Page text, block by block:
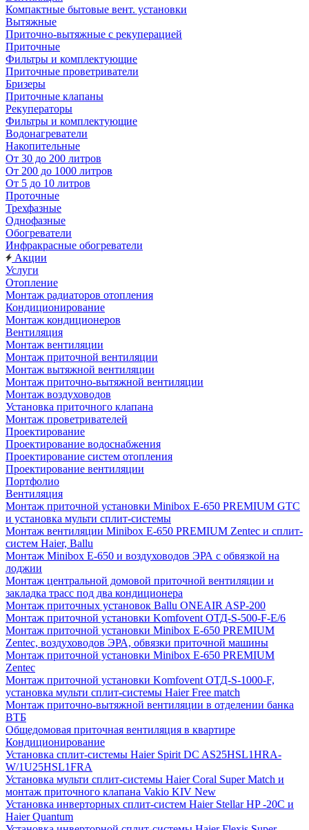
Компактные бытовые вент. установки
Вытяжные
Приточно-вытяжные с рекуперацией
Приточные
Фильтры и комплектующие
Приточные проветриватели
Бризеры
Приточные клапаны
Рекуператоры
Фильтры и комплектующие
Водонагреватели
Накопительные
От 30 до 200 литров
От 200 до 1000 литров
От 5 до 10 литров
Проточные
Трехфазные
Однофазные
Обогреватели
Инфракрасные обогреватели
Акции
Услуги
Отопление
Монтаж радиаторов отопления
Кондиционирование
Монтаж кондиционеров
Вентиляция
Монтаж вентиляции
Монтаж приточной вентиляции
Монтаж вытяжной вентиляции
Монтаж приточно-вытяжной вентиляции
Монтаж воздуховодов
Установка приточного клапана
Монтаж проветривателей
Проектирование
Проектирование водоснабжения
Проектирование систем отопления
Проектирование вентиляции
Портфолио
Вентиляция
Монтаж приточной установки Minibox E-650 PREMIUM GTC
и установка мульти сплит-системы
Монтаж вентиляции Minibox E-650 PREMIUM Zentec и сплит-
систем Haier, Ballu
Монтаж Minibox E-650 и воздуховодов ЭРА с обвязкой на
лоджии
Монтаж центральной домовой приточной вентиляции и
закладка трасс под два кондиционера
Монтаж приточных установок Ballu ONEAIR ASP-200
Монтаж приточной установки Komfovent ОТД-S-500-F-E/6
Монтаж приточной установки Minibox E-650 PREMIUM
Zentec, воздуховодов ЭРА, обвязки приточной машины
Монтаж приточной установки Minibox E-650 PREMIUM
Zentec
Монтаж приточной установки Komfovent ОТД-S-1000-F,
установка мульти сплит-системы Haier Free match
Монтаж приточно-вытяжной вентиляции в отделении банка
ВТБ
Общедомовая приточная вентиляция в квартире
Кондиционирование
Установка сплит-системы Haier Spirit DC AS25HSL1HRA-
W/1U25HSL1FRA
Установка мульти сплит-системы Haier Coral Super Match и
монтаж приточного клапана Vakio KIV New
Установка инверторных сплит-систем Haier Stellar HP -20С и
Haier Quantum